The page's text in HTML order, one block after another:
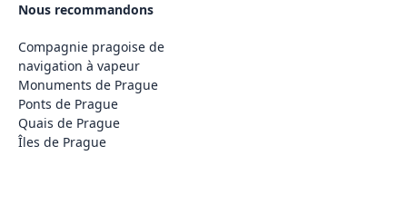
Nous recommandons
Compagnie pragoise de
navigation à vapeur
Monuments de Prague
Ponts de Prague
Quais de Prague
Îles de Prague